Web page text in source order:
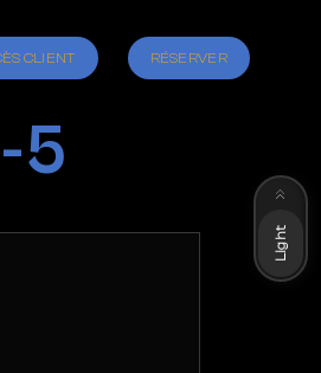
CLIENT RÉSERVER
5
Light
Dark